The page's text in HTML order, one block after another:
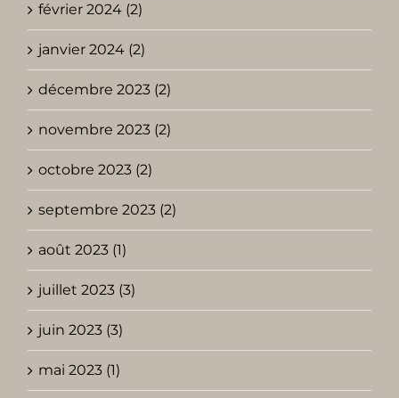
février 2024 (2)
janvier 2024 (2)
décembre 2023 (2)
novembre 2023 (2)
octobre 2023 (2)
septembre 2023 (2)
août 2023 (1)
juillet 2023 (3)
juin 2023 (3)
mai 2023 (1)